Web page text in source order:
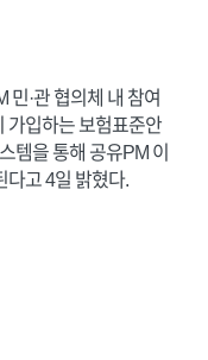
민·관 협의체 내 참여
가입하는 보험표준안
템을 통해 공유PM 이
다고 4일 밝혔다.